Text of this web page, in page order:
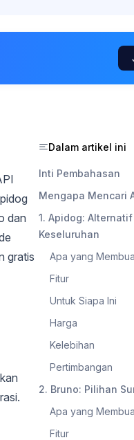
dan
gratis
Dalam artikel ini
Inti Pembahasan
Mengapa Mencari
1. Apidog:
Keseluruhan
Apa yang
Fitur
Untuk Siapa Ini
Harga
Kelebihan
Pertimbangan
2. Bruno: Pilihan
Apa yang
Fitur